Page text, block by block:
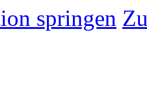
springen